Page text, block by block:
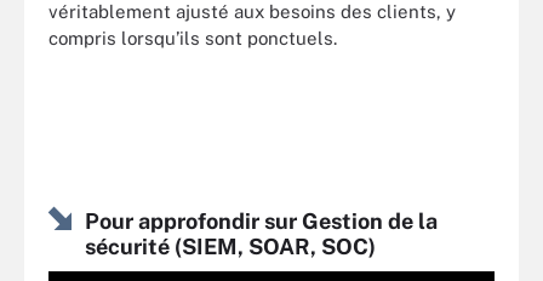
véritablement ajusté aux besoins des clients, y
compris lorsqu’ils sont ponctuels.
Pour approfondir sur Gestion de la
sécurité (SIEM, SOAR, SOC)